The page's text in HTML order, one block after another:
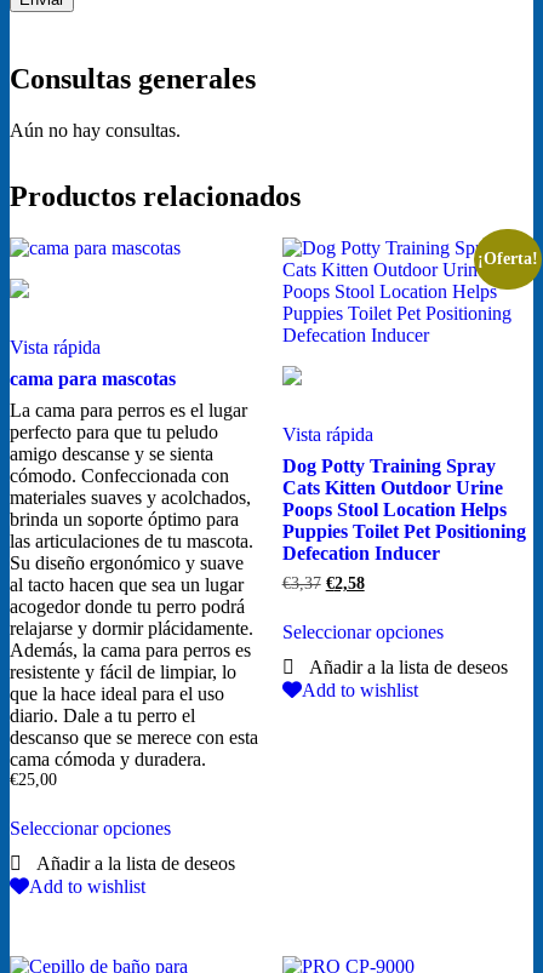
Consultas generales
Aún no hay consultas.
Productos relacionados
Vista rápida
cama para mascotas
La cama para perros es el lugar
perfecto para que tu peludo
amigo descanse y se sienta
cómodo. Confeccionada con
materiales suaves y acolchados,
brinda un soporte óptimo para
las articulaciones de tu mascota.
Su diseño ergonómico y suave
al tacto hacen que sea un lugar
acogedor donde tu perro podrá
relajarse y dormir plácidamente.
Además, la cama para perros es
resistente y fácil de limpiar, lo
que la hace ideal para el uso
diario. Dale a tu perro el
descanso que se merece con esta
cama cómoda y duradera.
€25,00
Seleccionar opcionesproducto
múltiples
se
Add to wishlist
¡Oferta!
Vista rápida
Dog Potty Training Spray
Cats Kitten Outdoor Urine
Poops Stool Location Helps
Puppies Toilet Pet Positioning
Defecation Inducer
€3,37 El
original
era:
€3,37.
€2,58El
es:
€2,58.
Seleccionar opcionesproducto
múltiples
Add to wishlist